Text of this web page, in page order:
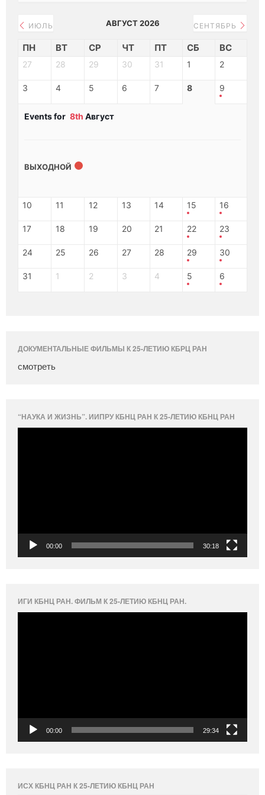
ИЮЛЬ АВГУСТ 2026 СЕНТЯБРЬ
ПН ВТ СР ЧТ ПТ СБ ВС
27 28 29 30 31 1 2
3 4 5 6 7 8 9
Events for 8th Август
ВЫХОДНОЙ
10 11 12 13 14 15 16
17 18 19 20 21 22 23
24 25 26 27 28 29 30
31 1 2 3 4 5 6
ДОКУМЕНТАЛЬНЫЕ ФИЛЬМЫ К 25-ЛЕТИЮ КБРЦ РАН
смотреть
“НАУКА И ЖИЗНЬ”. ИИПРУ КБНЦ РАН К 25-ЛЕТИЮ КБНЦ РАН
00:00 30:18
ИГИ КБНЦ РАН. ФИЛЬМ К 25-ЛЕТИЮ КБНЦ РАН.
00:00 29:34
ИСХ КБНЦ РАН К 25-ЛЕТИЮ КБНЦ РАН